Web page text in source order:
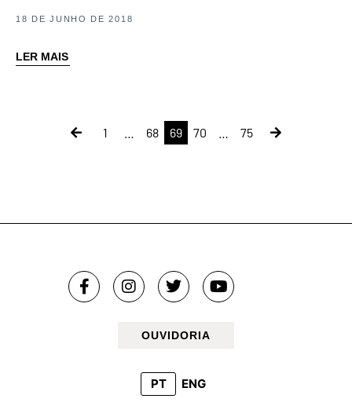
18 DE JUNHO DE 2018
LER MAIS
1 68 69 70 75
OUVIDORIA
PT ENG